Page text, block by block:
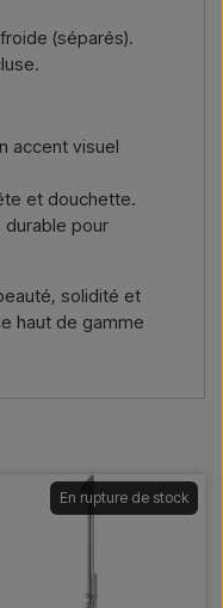
(séparés).
accent visuel
et douchette.
durable pour
solidité et
haut de gamme
En rupture de stock